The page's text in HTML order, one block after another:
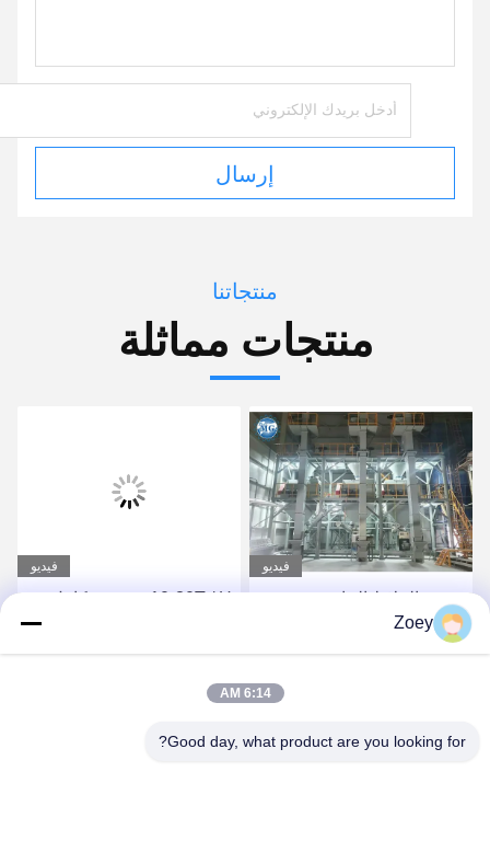
إرسال
منتجاتنا
منتجات مماثلة
فيديو
مصنع الملاط الجاف
الأوتوماتيكي بالكامل لصنع
لاصق البلاط والجص
فيديو
10-30T / H برج نوع كامل
التلقائي بيع مصنع هاون جاف
حار
Zoey
6:14 AM
Good day, what product are you looking for?